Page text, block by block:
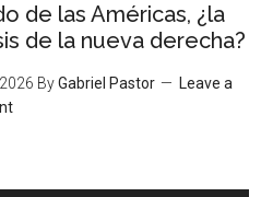
de las Américas, ¿la
de la nueva derecha?
ByGabriel Pastor
Leave a